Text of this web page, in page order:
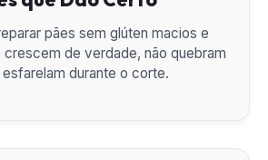
pães sem glúten macios e
de verdade, não quebram
durante o corte.